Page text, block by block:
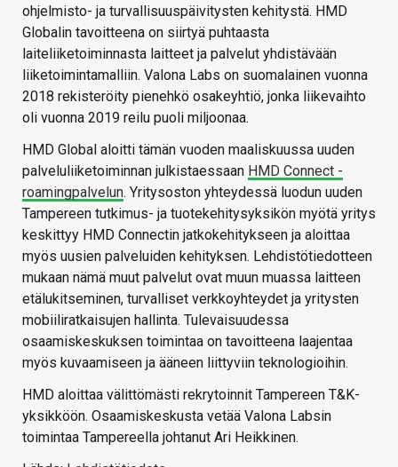
ohjelmisto- ja turvallisuuspäivitysten kehitystä. HMD
Globalin tavoitteena on siirtyä puhtaasta
laiteliiketoiminnasta laitteet ja palvelut yhdistävään
liiketoimintamalliin. Valona Labs on suomalainen vuonna
2018 rekisteröity pienehkö osakeyhtiö, jonka liikevaihto
oli vuonna 2019 reilu puoli miljoonaa.
HMD Global aloitti tämän vuoden maaliskuussa uuden
palveluliiketoiminnan julkistaessaan HMD Connect -
roamingpalvelun. Yritysoston yhteydessä luodun uuden
Tampereen tutkimus- ja tuotekehitysyksikön myötä yritys
keskittyy HMD Connectin jatkokehitykseen ja aloittaa
myös uusien palveluiden kehityksen. Lehdistötiedotteen
mukaan nämä muut palvelut ovat muun muassa laitteen
etälukitseminen, turvalliset verkkoyhteydet ja yritysten
mobiiliratkaisujen hallinta. Tulevaisuudessa
osaamiskeskuksen toimintaa on tavoitteena laajentaa
myös kuvaamiseen ja ääneen liittyviin teknologioihin.
HMD aloittaa välittömästi rekrytoinnit Tampereen T&K-
yksikköön. Osaamiskeskusta vetää Valona Labsin
toimintaa Tampereella johtanut Ari Heikkinen.